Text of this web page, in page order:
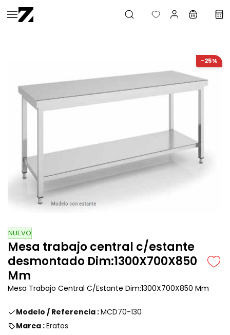
Saltar al
contenido
-25%
NUEVO
Mesa trabajo central c/estante
desmontado Dim:1300X700X850
Mm
Mesa Trabajo Central C/Estante Dim:1300X700X850 Mm
Modelo / Referencia :MCD70-130
Marca :Eratos